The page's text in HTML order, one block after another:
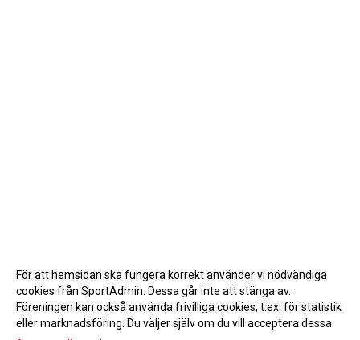
För att hemsidan ska fungera korrekt använder vi nödvändiga
cookies från SportAdmin. Dessa går inte att stänga av.
Föreningen kan också använda frivilliga cookies, t.ex. för statistik
eller marknadsföring. Du väljer själv om du vill acceptera dessa.